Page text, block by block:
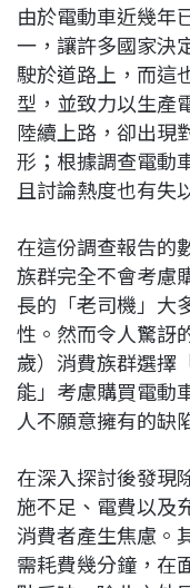
由於電動車近幾年
一，讓許多國家決
駛於道路上，而這
型，並致力以生產
陸續上路，卻出現
形；根據調查電動
且討論熱度也有失
在這份調查報告的
族群完全不會考慮
長的「老司機」大
性。然而令人驚訝
歲）消費族群選擇
能」考慮購買電動
人不願意擁有的缺
在深入探討後發現
施不足、電費以及
消費者產生焦慮。
需耗費幾分鐘，在